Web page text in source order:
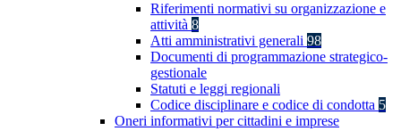
Riferimenti normativi su organizzazione e
attività 8
Atti amministrativi generali 98
Documenti di programmazione strategico-
gestionale
Statuti e leggi regionali
Codice disciplinare e codice di condotta 5
Oneri informativi per cittadini e imprese